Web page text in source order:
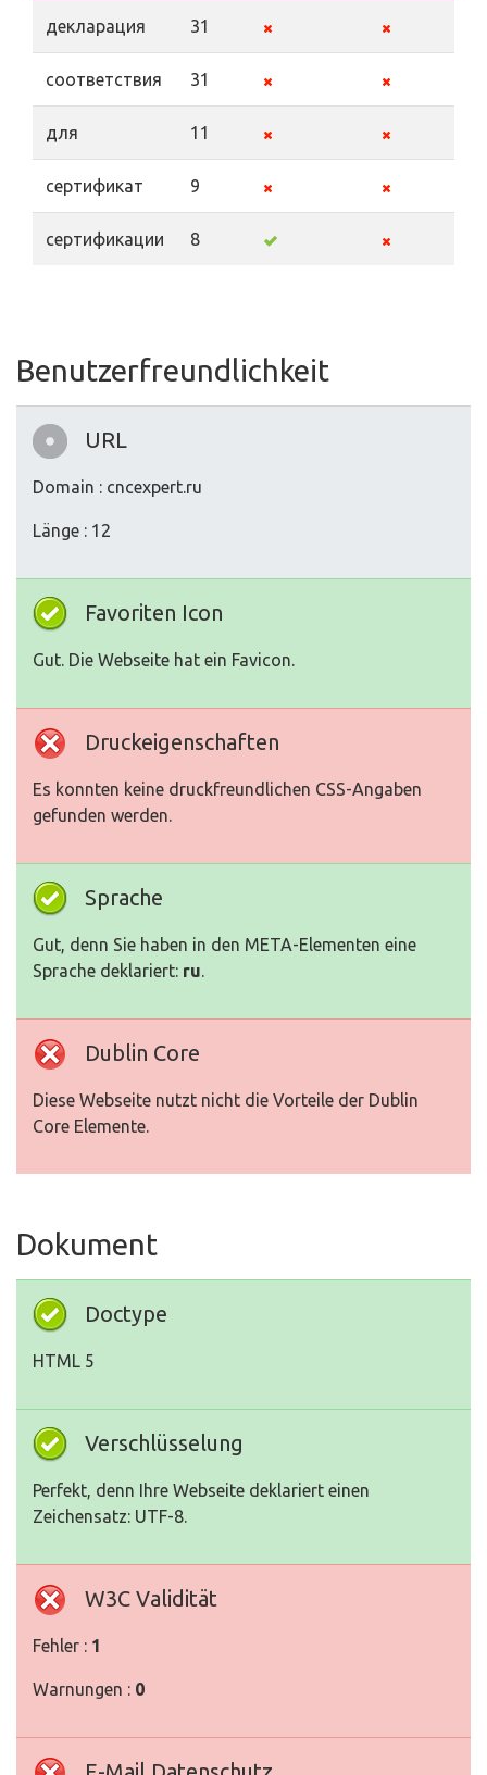
декларация 31
соответствия 31
для 11
сертификат 9
сертификации 8
Benutzerfreundlichkeit
URL
Domain : cncexpert.ru
Länge : 12
Favoriten Icon
Gut. Die Webseite hat ein Favicon.
Druckeigenschaften
Es konnten keine druckfreundlichen CSS-Angaben
gefunden werden.
Sprache
Gut, denn Sie haben in den META-Elementen eine
Sprache deklariert: ru.
Dublin Core
Diese Webseite nutzt nicht die Vorteile der Dublin
Core Elemente.
Dokument
Doctype
HTML 5
Verschlüsselung
Perfekt, denn Ihre Webseite deklariert einen
Zeichensatz: UTF-8.
W3C Validität
Fehler : 1
Warnungen : 0